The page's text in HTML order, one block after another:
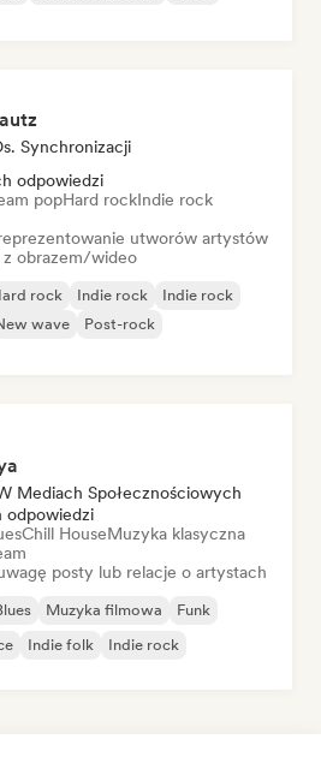
Synchronizacji
odpowiedzi
popHard rockIndie rock
utworów artystów
obrazem/wideo
rock Indie rock
Indie rock
wave
Post-rock
Mediach Społecznościowych
odpowiedzi
Chill HouseMuzyka klasyczna
posty lub relacje o artystach
Muzyka filmowa
Funk
Indie folk Indie rock